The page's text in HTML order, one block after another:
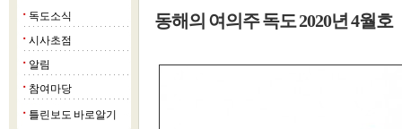
■ 독도소식
■ 시사초점
■ 알림
■ 참여마당
■ 틀린보도 바로알기
동해의 여의주 독도 2020년 4월호